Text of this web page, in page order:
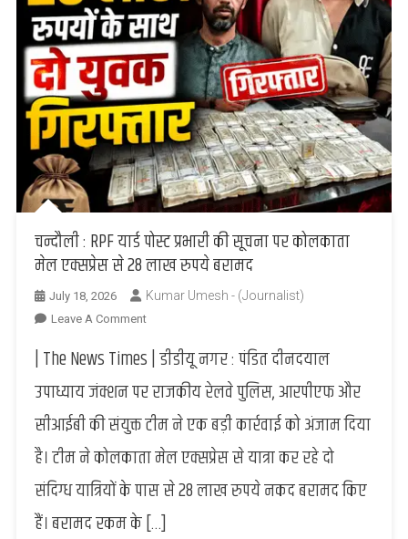
चन्दौली : RPF यार्ड पोस्ट प्रभारी की सूचना पर कोलकाता
मेल एक्सप्रेस से 28 लाख रुपये बरामद
July 18, 2026 Kumar Umesh - (Journalist)
Leave A CommentOn
:
यार्ड
पोस्ट
की
सूचना
कोलकाता
| The News Times | डीडीयू नगर : पंडित दीनदयाल
उपाध्याय जंक्शन पर राजकीय रेलवे पुलिस, आरपीएफ और
सीआईबी की संयुक्त टीम ने एक बड़ी कार्रवाई को अंजाम दिया
है। टीम ने कोलकाता मेल एक्सप्रेस से यात्रा कर रहे दो
संदिग्ध यात्रियों के पास से 28 लाख रुपये नकद बरामद किए
हैं। बरामद रकम के […]